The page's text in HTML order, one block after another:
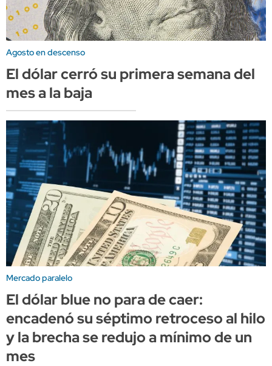
Agosto en descenso
El dólar cerró su primera semana del
mes a la baja
Mercado paralelo
El dólar blue no para de caer:
encadenó su séptimo retroceso al hilo
y la brecha se redujo a mínimo de un
mes